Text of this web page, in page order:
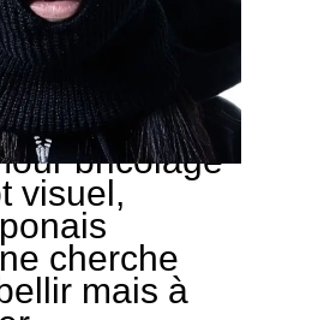
bricolage
visuel,
cherche
mais à